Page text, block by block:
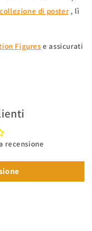
collezione di poster, lì
Figures e assicurati
recensione